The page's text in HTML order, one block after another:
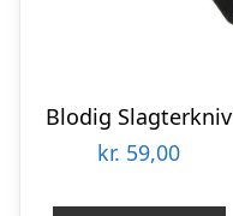
Blodig Slagterkniv
kr. 59,00